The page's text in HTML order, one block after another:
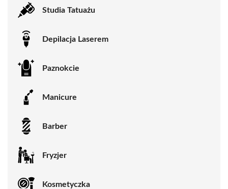
Studia Tatuażu
Depilacja Laserem
Paznokcie
Manicure
Barber
Fryzjer
Kosmetyczka